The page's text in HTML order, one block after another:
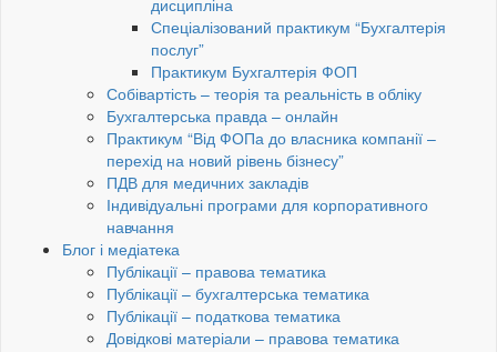
дисципліна
Спеціалізований практикум “Бухгалтерія
послуг”
Практикум Бухгалтерія ФОП
Собівартість – теорія та реальність в обліку
Бухгалтерська правда – онлайн
Практикум “Від ФОПа до власника компанії –
перехід на новий рівень бізнесу”
ПДВ для медичних закладів
Індивідуальні програми для корпоративного
навчання
Блог і медіатека
Публікації – правова тематика
Публікації – бухгалтерська тематика
Публікації – податкова тематика
Довідкові матеріали – правова тематика